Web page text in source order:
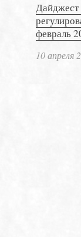
Дайджест
февраль
10 апреля